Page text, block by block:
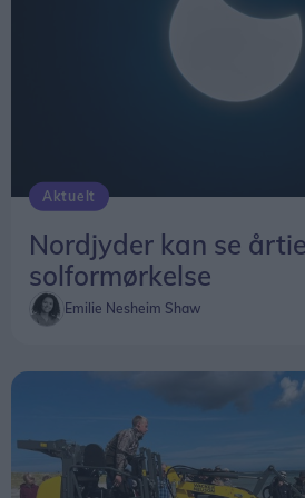
opleve en kraftigere
Vil man se det præcise
siden har hun specialiseret sig i
helbredsundersøgelser af
Klinikken ligger, hvor fiskerne
For Eva Folkersen giver det
klinikken ligger på havnen.
fysisk på en havn. Fiskerne
traditionel lægeklinik. Her kan
ind fra kajen, og det gør det
Aktuelt
Nordjyder kan se
solformørkelse
Emilie Nesheim Shaw